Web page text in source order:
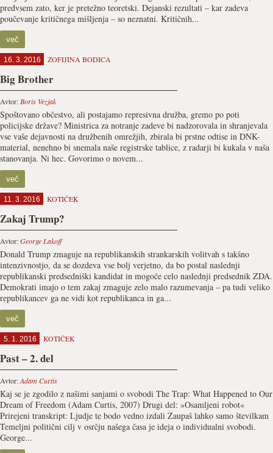
predvsem zato, ker je pretežno teoretski. Dejanski rezultati – kar zadeva
poučevanje kritičnega mišljenja – so neznatni. Kritičnih...
več
16. 3. 2016 ZOFIJINA BODICA
Big Brother
Avtor: Boris Vezjak
Spoštovano občestvo, ali postajamo represivna družba, gremo po poti
policijske države? Ministrica za notranje zadeve bi nadzorovala in shranjevala
vse vaše dejavnosti na družbenih omrežjih, zbirala bi prstne odtise in DNK-
material, nenehno bi snemala naše registrske tablice, z radarji bi kukala v naša
stanovanja. Ni hec. Govorimo o novem...
več
11. 3. 2016 KOTIČEK
Zakaj Trump?
Avtor:George Lakoff
Donald Trump zmaguje na republikanskih strankarskih volitvah s takšno
intenzivnostjo, da se dozdeva vse bolj verjetno, da bo postal naslednji
republikanski predsedniški kandidat in mogoče celo naslednji predsednik ZDA.
Demokrati imajo o tem zakaj zmaguje zelo malo razumevanja – pa tudi veliko
republikancev ga ne vidi kot republikanca in ga...
več
5. 1. 2016 KOTIČEK
Past – 2. del
Avtor:Adam Curtis
Kaj se je zgodilo z našimi sanjami o svobodi The Trap: What Happened to Our
Dream of Freedom (Adam Curtis, 2007) Drugi del: »Osamljeni robot«
Prirejeni transkript: Ljudje te bodo vedno izdali Zaupaš lahko samo številkam
Temeljni politični cilj v osrčju našega časa je ideja o individualni svobodi.
George...